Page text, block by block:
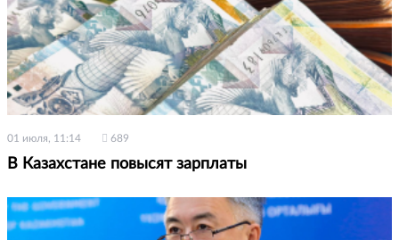
01 июля, 11:14 689
В Казахстане повысят зарплаты